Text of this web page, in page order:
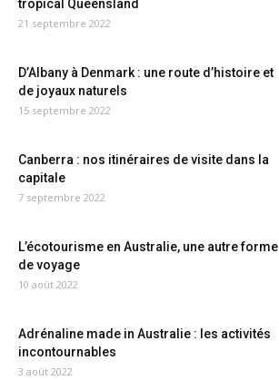
tropical Queensland
21 septembre 2022
D’Albany à Denmark : une route d’histoire et
de joyaux naturels
15 septembre 2022
Canberra : nos itinéraires de visite dans la
capitale
7 septembre 2022
L’écotourisme en Australie, une autre forme
de voyage
10 août 2022
Adrénaline made in Australie : les activités
incontournables
3 août 2022